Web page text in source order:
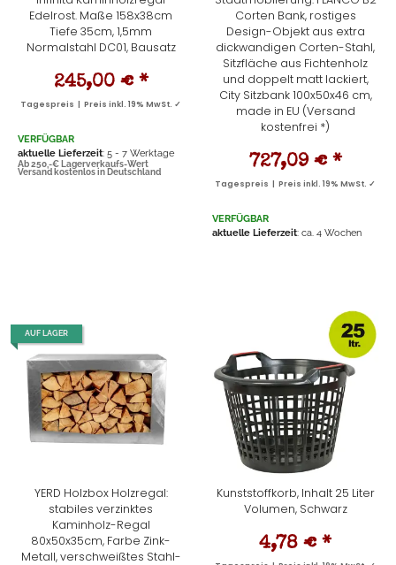
Edelrost. Maße 158x38cm
Tiefe 35cm, 1,5mm
Normalstahl DC01, Bausatz
245,00 € *
Tagespreis | Preis inkl. 19% MwSt. ✓
VERFÜGBAR
aktuelle Lieferzeit: 5 - 7 Werktage
Ab 250,-€ Lagerverkaufs-Wert
Versand kostenlos in Deutschland
Corten Bank, rostiges
Design-Objekt aus extra
dickwandigen Corten-Stahl,
Sitzfläche aus Fichtenholz
und doppelt matt lackiert,
City Sitzbank 100x50x46 cm,
made in EU (Versand
kostenfrei *)
727,09 € *
Tagespreis | Preis inkl. 19% MwSt. ✓
VERFÜGBAR
aktuelle Lieferzeit: ca. 4 Wochen
AUF LAGER
YERD Holzbox Holzregal:
stabiles verzinktes
Kaminholz-Regal
80x50x35cm, Farbe Zink-
Metall, verschweißtes Stahl-
Kunststoffkorb, Inhalt 25 Liter
Volumen, Schwarz
4,78 € *